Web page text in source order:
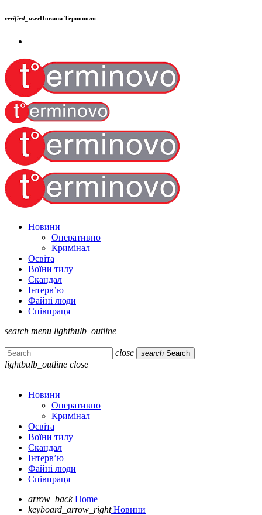
verified_userНовини Тернополя
Новини
Оперативно
Кримінал
Освіта
Воїни тилу
Скандал
Інтерв’ю
Файні люди
Співпраця
search menu lightbulb_outline
close search Search
lightbulb_outline close
Новини
Оперативно
Кримінал
Освіта
Воїни тилу
Скандал
Інтерв’ю
Файні люди
Співпраця
arrow_back Home
keyboard_arrow_right Новини